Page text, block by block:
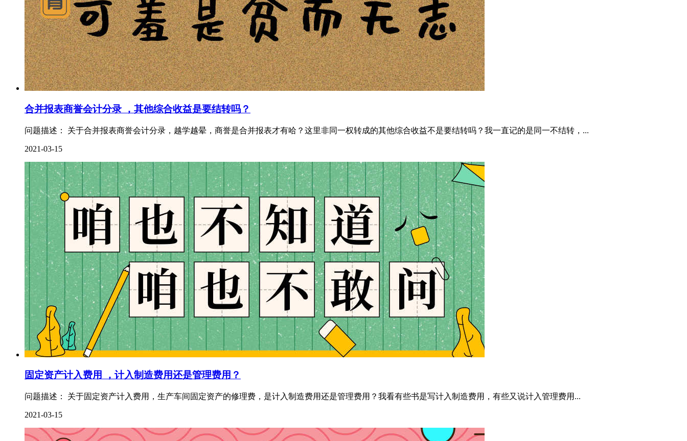
合并报表商誉会计分录 ，其他综合收益是要结转吗？
问题描述： 关于合并报表商誉会计分录，越学越晕，商誉是合并报表才有哈？这里非同一权转成的其他综合收益不是要结转吗？我一直记的是同一不结转，...
2021-03-15
固定资产计入费用 ，计入制造费用还是管理费用？
问题描述： 关于固定资产计入费用，生产车间固定资产的修理费，是计入制造费用还是管理费用？我看有些书是写计入制造费用，有些又说计入管理费用...
2021-03-15